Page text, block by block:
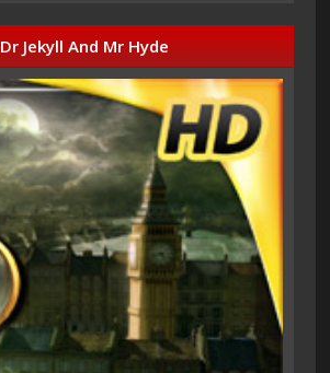
Dr Jekyll And Mr Hyde